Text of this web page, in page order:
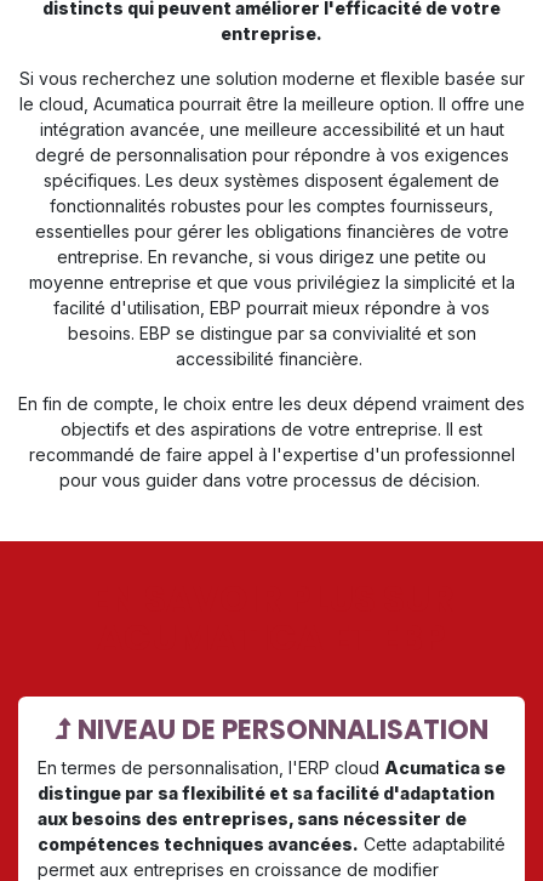
distincts qui peuvent améliorer l'efficacité de votre
entreprise.
Si vous recherchez une solution moderne et flexible basée sur
le cloud, Acumatica pourrait être la meilleure option. Il offre une
intégration avancée, une meilleure accessibilité et un haut
degré de personnalisation pour répondre à vos exigences
spécifiques. Les deux systèmes disposent également de
fonctionnalités robustes pour les comptes fournisseurs,
essentielles pour gérer les obligations financières de votre
entreprise. En revanche, si vous dirigez une petite ou
moyenne entreprise et que vous privilégiez la simplicité et la
facilité d'utilisation, EBP pourrait mieux répondre à vos
besoins. EBP se distingue par sa convivialité et son
accessibilité financière.
En fin de compte, le choix entre les deux dépend vraiment des
objectifs et des aspirations de votre entreprise. Il est
recommandé de faire appel à l'expertise d'un professionnel
pour vous guider dans votre processus de décision.
​NIVEAU DE PERSONNALISATION
En termes de personnalisation, l'ERP cloud Acumatica se
distingue par sa flexibilité et sa facilité d'adaptation
aux besoins des entreprises, sans nécessiter de
compétences techniques avancées. Cette adaptabilité
permet aux entreprises en croissance de modifier